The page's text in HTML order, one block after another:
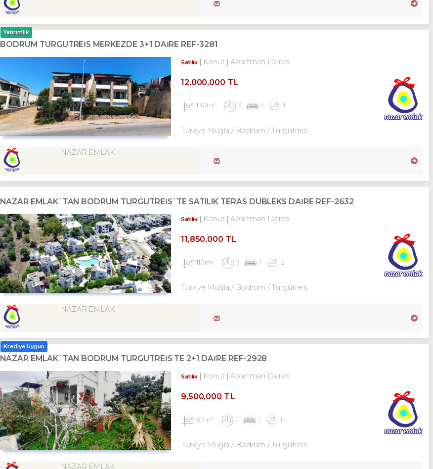
Yatırımlık
BODRUM TURGUTREİS MERKEZDE 3+1 DAİRE REF-3281
Satılık Konut Apartman Dairesi
12,000,000 TL
130m² 3 1 1
Türkiye Muğla / Bodrum / Turgutreis
NAZAR EMLAK
NAZAR EMLAK`TAN BODRUM TURGUTREİS`TE SATILIK TERAS DUBLEKS DAİRE REF-2632
Satılık Konut Apartman Dairesi
11,850,000 TL
110m² 3 1 2
Türkiye Muğla / Bodrum / Turgutreis
NAZAR EMLAK
Krediye Uygun
NAZAR EMLAK`TAN BODRUM TURGUTREİS TE 2+1 DAİRE REF-2928
Satılık Konut Apartman Dairesi
9,500,000 TL
87m² 2 1 1
Türkiye Muğla / Bodrum / Turgutreis
NAZAR EMLAK